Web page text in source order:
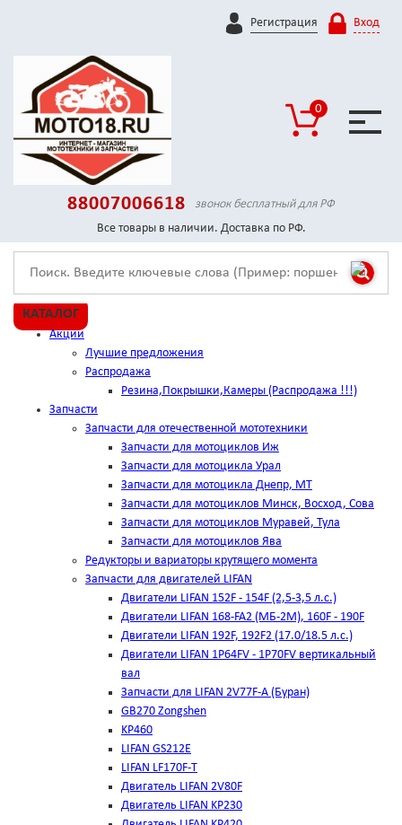
Регистрация Вход
0
88007006618
звонок бесплатный для РФ
Все товары в наличии. Доставка по РФ.
КАТАЛОГ
Акции
Лучшие предложения
Распродажа
Резина,Покрышки,Камеры (Распродажа !!!)
Запчасти
Запчасти для отечественной мототехники
Запчасти для мотоциклов Иж
Запчасти для мотоцикла Урал
Запчасти для мотоцикла Днепр, МТ
Запчасти для мотоциклов Минск, Восход, Сова
Запчасти для мотоциклов Муравей, Тула
Запчасти для мотоциклов Ява
Редукторы и вариаторы крутящего момента
Запчасти для двигателей LIFAN
Двигатели LIFAN 152F - 154F (2,5-3,5 л.с.)
Двигатели LIFAN 168-FA2 (МБ-2М), 160F - 190F
Двигатели LIFAN 192F, 192F2 (17.0/18.5 л.с.)
Двигатели LIFAN 1Р64FV - 1Р70FV вертикальный
вал
Запчасти для LIFAN 2V77F-A (Буран)
GB270 Zongshen
KP460
LIFAN GS212E
LIFAN LF170F-T
Двигатель LIFAN 2V80F
Двигатель LIFAN KP230